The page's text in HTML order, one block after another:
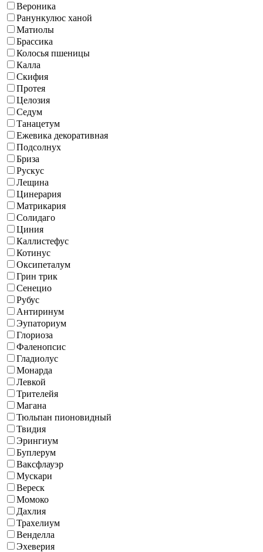
Вероника
Ранункулюс ханой
Матиолы
Брассика
Колосья пшеницы
Калла
Скифия
Протея
Целозия
Седум
Танацетум
Ежевика декоративная
Подсолнух
Бриза
Рускус
Лещина
Цинерария
Матрикария
Солидаго
Циния
Каллистефус
Котинус
Оксипеталум
Грин трик
Сенецио
Рубус
Антиринум
Эупаториум
Глориоза
Фаленопсис
Гладиолус
Монарда
Левкой
Трителейя
Магана
Тюльпан пионовидный
Твидия
Эрингиум
Буплерум
Ваксфлауэр
Мускари
Вереск
Момоко
Дахлия
Трахелиум
Венделла
Эхеверия